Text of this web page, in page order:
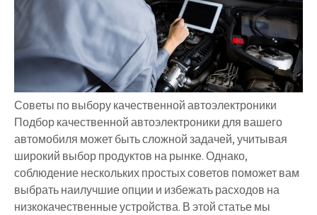
Советы по выбору качественной автоэлектроники
Подбор качественной автоэлектроники для вашего
автомобиля может быть сложной задачей, учитывая
широкий выбор продуктов на рынке. Однако,
соблюдение нескольких простых советов поможет вам
выбрать наилучшие опции и избежать расходов на
низкокачественные устройства. В этой статье мы